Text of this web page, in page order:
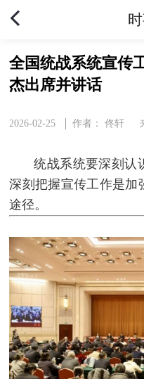
全国统战系统宣传
杰出席并讲话
2026-02-25 作者： 佟轩
统战系统要深刻认
深刻把握宣传工作是加
途径。